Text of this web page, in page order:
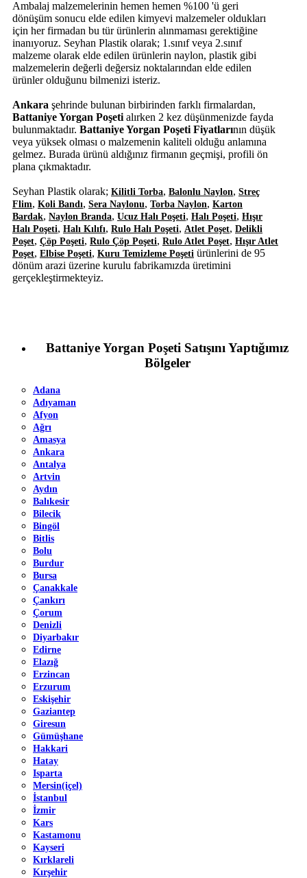
Ambalaj malzemelerinin hemen hemen %100 'ü geri
dönüşüm sonucu elde edilen kimyevi malzemeler oldukları
için her firmadan bu tür ürünlerin alınmaması gerektiğine
inanıyoruz. Seyhan Plastik olarak; 1.sınıf veya 2.sınıf
malzeme olarak elde edilen ürünlerin naylon, plastik gibi
malzemelerin değerli değersiz noktalarından elde edilen
ürünler olduğunu bilmenizi isteriz.
Ankara şehrinde bulunan birbirinden farklı firmalardan,
Battaniye Yorgan Poşeti alırken 2 kez düşünmenizde fayda
bulunmaktadır. Battaniye Yorgan Poşeti Fiyatlarının düşük
veya yüksek olması o malzemenin kaliteli olduğu anlamına
gelmez. Burada ürünü aldığınız firmanın geçmişi, profili ön
plana çıkmaktadır.
Seyhan Plastik olarak; Kilitli Torba, Balonlu Naylon, Streç
Flim, Koli Bandı, Sera Naylonu, Torba Naylon, Karton
Bardak, Naylon Branda, Ucuz Halı Poşeti, Halı Poşeti, Hışır
Halı Poşeti, Halı Kılıfı, Rulo Halı Poşeti, Atlet Poşet, Delikli
Poşet, Çöp Poşeti, Rulo Çöp Poşeti, Rulo Atlet Poşet, Hışır Atlet
Poşet, Elbise Poşeti, Kuru Temizleme Poşeti ürünlerini de 95
dönüm arazi üzerine kurulu fabrikamızda üretimini
gerçekleştirmekteyiz.
Battaniye Yorgan Poşeti Satışını Yaptığımız
Bölgeler
Adana
Adıyaman
Afyon
Ağrı
Amasya
Ankara
Antalya
Artvin
Aydın
Balıkesir
Bilecik
Bingöl
Bitlis
Bolu
Burdur
Bursa
Çanakkale
Çankırı
Çorum
Denizli
Diyarbakır
Edirne
Elazığ
Erzincan
Erzurum
Eskişehir
Gaziantep
Giresun
Gümüşhane
Hakkari
Hatay
Isparta
Mersin(içel)
İstanbul
İzmir
Kars
Kastamonu
Kayseri
Kırklareli
Kırşehir